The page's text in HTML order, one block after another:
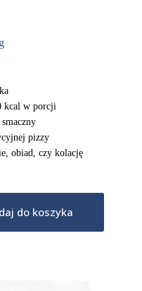
kcal w porcji
pizzy
obiad, czy kolację
do koszyka